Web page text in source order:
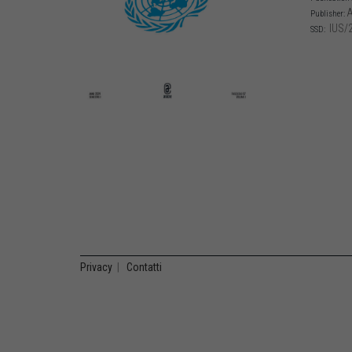
Publisher:
SSD: IUS/
Privacy Contatti